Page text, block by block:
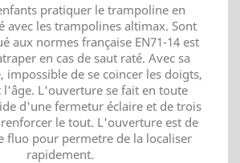
pratiquer le trampoline en
avec les trampolines altimax. Sont
aux normes française EN71-14 est
en cas de saut raté. Avec sa
impossible de se coincer les doigts,
l'âge. L'ouverture se fait en toute
d'une fermetur éclaire et de trois
le tout. L'ouverture est de
fluo pour permetre de la localiser
rapidement.